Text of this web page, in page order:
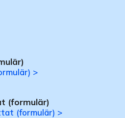
>
(formulär)
(formulär) >